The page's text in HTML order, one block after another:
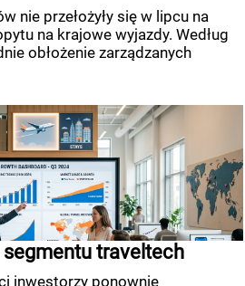
nie przełożyły się w lipcu na
na krajowe wyjazdy. Według
obłożenie zarządzanych
segmentu traveltech
inwestorzy ponownie